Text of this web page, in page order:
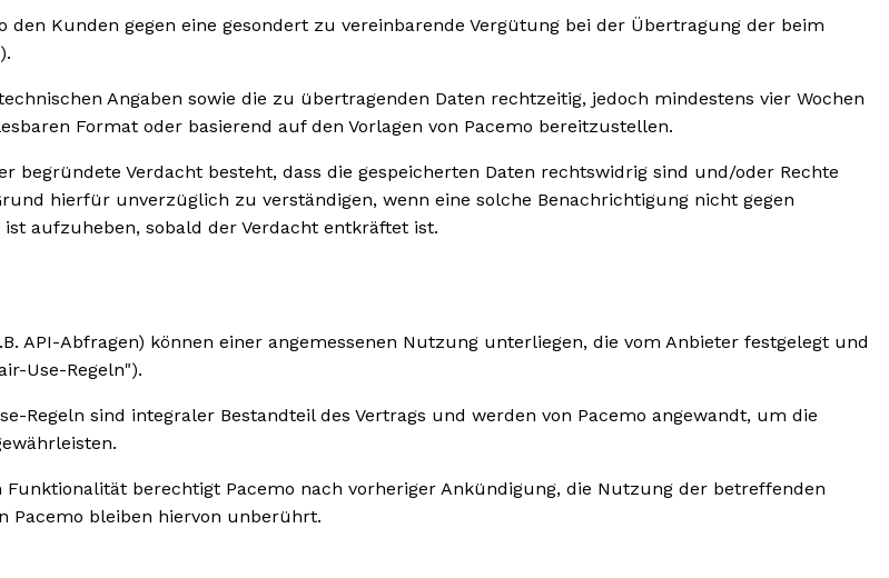
Kunden gegen eine gesondert zu vereinbarende Vergütung bei der Übertragung der beim
Angaben sowie die zu übertragenden Daten rechtzeitig, jedoch mindestens vier Wochen
Format oder basierend auf den Vorlagen von Pacemo bereitzustellen.
Verdacht besteht, dass die gespeicherten Daten rechtswidrig sind und/oder Rechte
hierfür unverzüglich zu verständigen, wenn eine solche Benachrichtigung nicht gegen
aufzuheben, sobald der Verdacht entkräftet ist.
API-Abfragen) können einer angemessenen Nutzung unterliegen, die vom Anbieter festgelegt und
Use-Regeln").
Regeln sind integraler Bestandteil des Vertrags und werden von Pacemo angewandt, um die
berechtigt Pacemo nach vorheriger Ankündigung, die Nutzung der betreffenden
Pacemo bleiben hiervon unberührt.